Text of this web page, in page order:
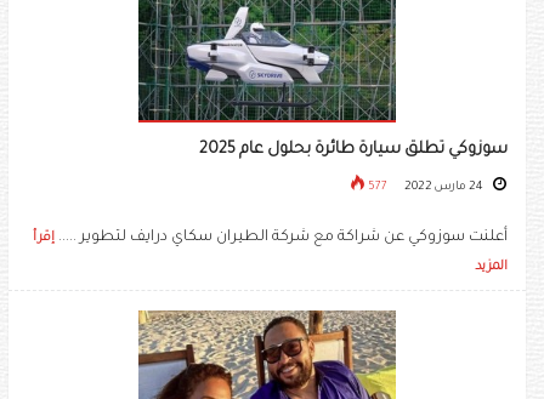
سوزوكي تطلق سيارة طائرة بحلول عام 2025
577
أعلنت سوزوكي عن شراكة مع شركة الطيران سكاي درايف لتطوير ..... إقرأ
المزيد